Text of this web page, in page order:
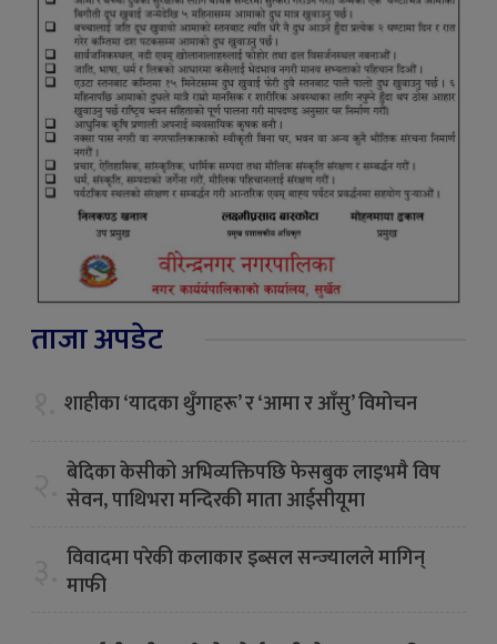
ताजा अपडेट
शाहीका ‘यादका थुँगाहरू’ र ‘आमा र आँसु’ विमोचन
बेदिका केसीको अभिव्यक्तिपछि फेसबुक लाइभमै विष
सेवन, पाथिभरा मन्दिरकी माता आईसीयूमा
विवादमा परेकी कलाकार इब्सल सन्ज्यालले मागिन्
माफी